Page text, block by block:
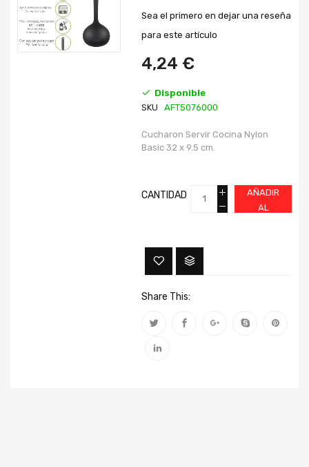
la
galería
de
imágenes
galeríaSea el primero en dejar una reseña
para este artículo
4,24 €
Disponible
SKU
AFT5076000
Cucharon Servir Cocina Nylon
Basic 32 x 9.5 cm.
CANTIDAD
AÑADIR
AL
Share This: